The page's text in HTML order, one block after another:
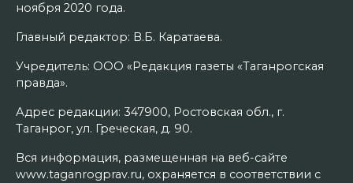
ноября 2020 года.
Главный редактор: В.Б. Каратаева.
Учредитель: ООО «Редакция газеты «Таганрогская
правда».
Адрес редакции: 347900, Ростовская обл., г.
Таганрог, ул. Греческая, д. 90.
Вся информация, размещенная на веб-сайте
www.taganrogprav.ru, охраняется в соответствии с